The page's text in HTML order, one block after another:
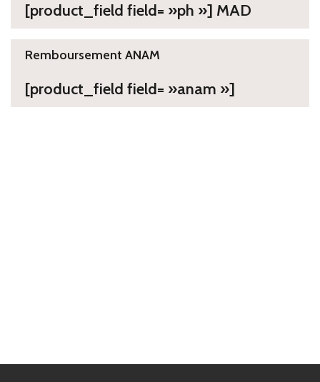
[product_field field= »ph »] MAD
Remboursement ANAM
[product_field field= »anam »]